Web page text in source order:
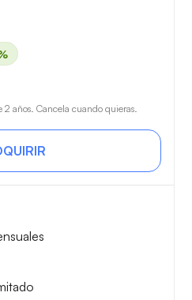
2 años. Cancela cuando quieras.